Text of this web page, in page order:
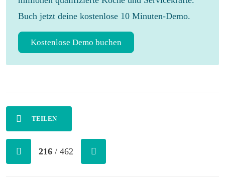
Buch jetzt deine kostenlose 10 Minuten-Demo.
Kostenlose Demo buchen
TEILEN
216 / 462